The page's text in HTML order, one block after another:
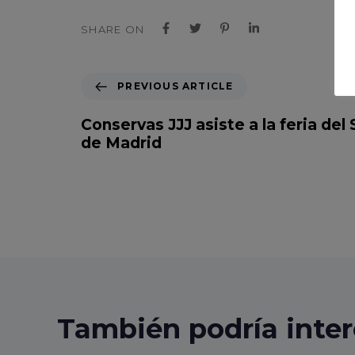
SHARE ON
e
v
i
e
PREVIOUS ARTICLE
Conservas JJJ asiste a la feria del
de Madrid
También podría